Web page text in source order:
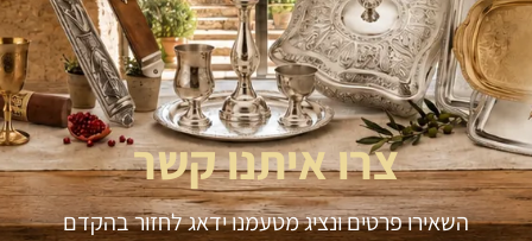
צרו איתנו קשר
השאירו פרטים ונציג מטעמנו ידאג לחזור בהקדם